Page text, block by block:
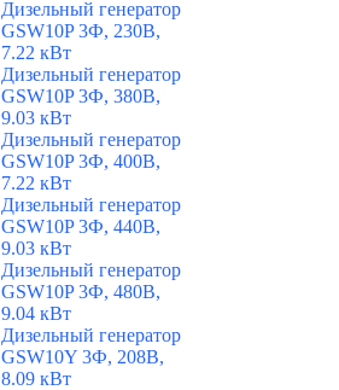
Дизельный генератор
GSW10P 3Ф, 230В,
7.22 кВт
Дизельный генератор
GSW10P 3Ф, 380В,
9.03 кВт
Дизельный генератор
GSW10P 3Ф, 400В,
7.22 кВт
Дизельный генератор
GSW10P 3Ф, 440В,
9.03 кВт
Дизельный генератор
GSW10P 3Ф, 480В,
9.04 кВт
Дизельный генератор
GSW10Y 3Ф, 208В,
8.09 кВт